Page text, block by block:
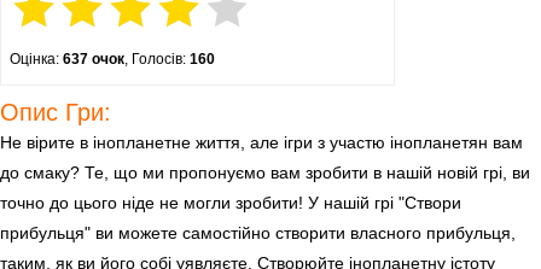
Оцінка: 637 очок, Голосів: 160
Опис Гри:
Не вірите в інопланетне життя, але ігри з участю інопланетян вам
до смаку? Те, що ми пропонуємо вам зробити в нашій новій грі, ви
точно до цього ніде не могли зробити! У нашій грі "Створи
прибульця" ви можете самостійно створити власного прибульця,
таким, як ви його собі уявляєте. Створюйте інопланетну істоту